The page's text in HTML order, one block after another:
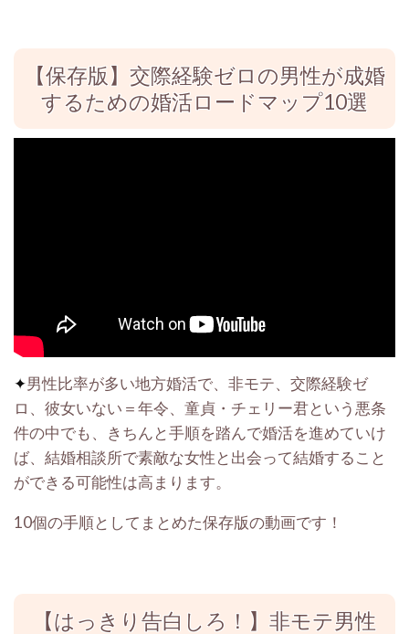
【保存版】交際経験ゼロの男性が成婚
するための婚活ロードマップ10選
✦男性比率が多い地方婚活で、非モテ、交際経験ゼ
ロ、彼女いない＝年令、童貞・チェリー君という悪条
件の中でも、きちんと手順を踏んで婚活を進めていけ
ば、結婚相談所で素敵な女性と出会って結婚すること
ができる可能性は高まります。
10個の手順としてまとめた保存版の動画です！
【はっきり告白しろ！】非モテ男性